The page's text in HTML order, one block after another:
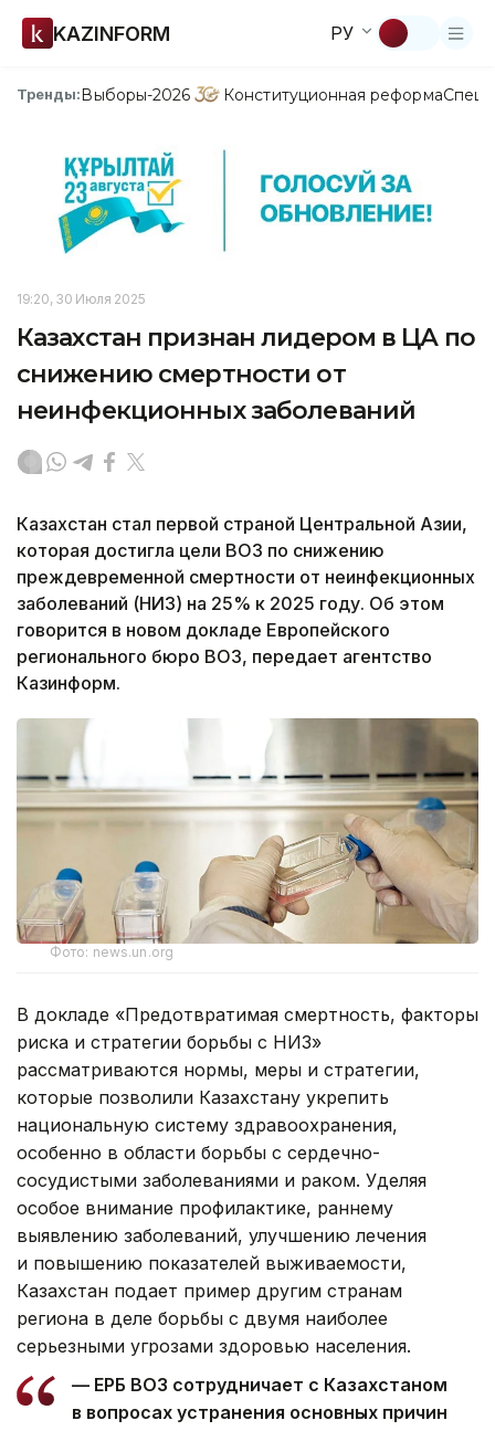
KAZINFORM РУ
Тренды:Выборы-2026 Конституционная реформа
19:20, 30 Июля 2025
Казахстан признан лидером в ЦА по
снижению смертности от
неинфекционных заболеваний
Казахстан стал первой страной Центральной Азии,
которая достигла цели ВОЗ по снижению
преждевременной смертности от неинфекционных
заболеваний (НИЗ) на 25% к 2025 году. Об этом
говорится в новом докладе Европейского
регионального бюро ВОЗ, передает агентство
Казинформ.
Фото: news.un.org
В докладе «Предотвратимая смертность, факторы
риска и стратегии борьбы с НИЗ»
рассматриваются нормы, меры и стратегии,
которые позволили Казахстану укрепить
национальную систему здравоохранения,
особенно в области борьбы с сердечно-
сосудистыми заболеваниями и раком. Уделяя
особое внимание профилактике, раннему
выявлению заболеваний, улучшению лечения
и повышению показателей выживаемости,
Казахстан подает пример другим странам
региона в деле борьбы с двумя наиболее
серьезными угрозами здоровью населения.
— ЕРБ ВОЗ сотрудничает с Казахстаном
в вопросах устранения основных причин